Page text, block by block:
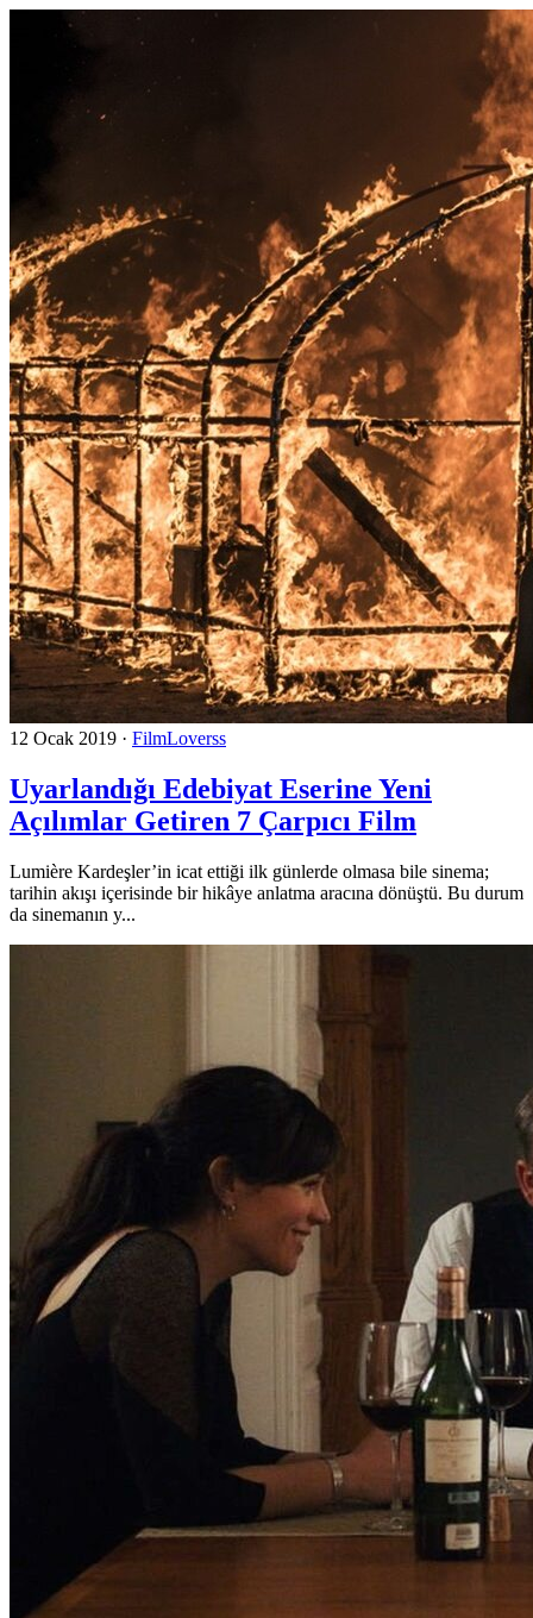
12 Ocak 2019 · FilmLoverss
Uyarlandığı Edebiyat Eserine Yeni
Açılımlar Getiren 7 Çarpıcı Film
Lumière Kardeşler’in icat ettiği ilk günlerde olmasa bile sinema;
tarihin akışı içerisinde bir hikâye anlatma aracına dönüştü. Bu durum
da sinemanın y...